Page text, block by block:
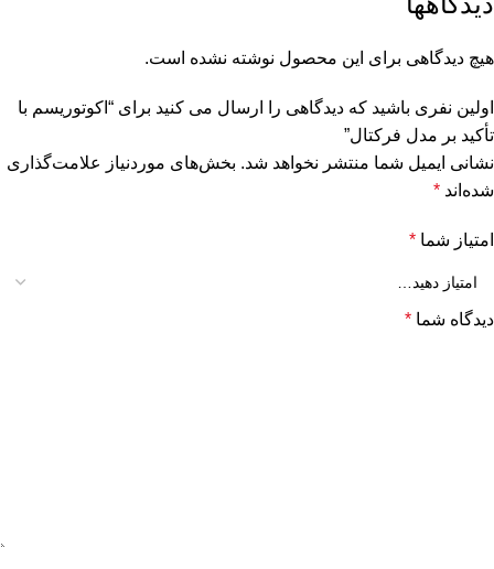
هیچ دیدگاهی برای این محصول نوشته نشده است.
اولین نفری باشید که دیدگاهی را ارسال می کنید برای “اکوتوریسم با
تأکید بر مدل فرکتال”
نشانی ایمیل شما منتشر نخواهد شد. بخش‌های موردنیاز علامت‌گذاری
شده‌اند *
امتیاز شما *
دیدگاه شما *